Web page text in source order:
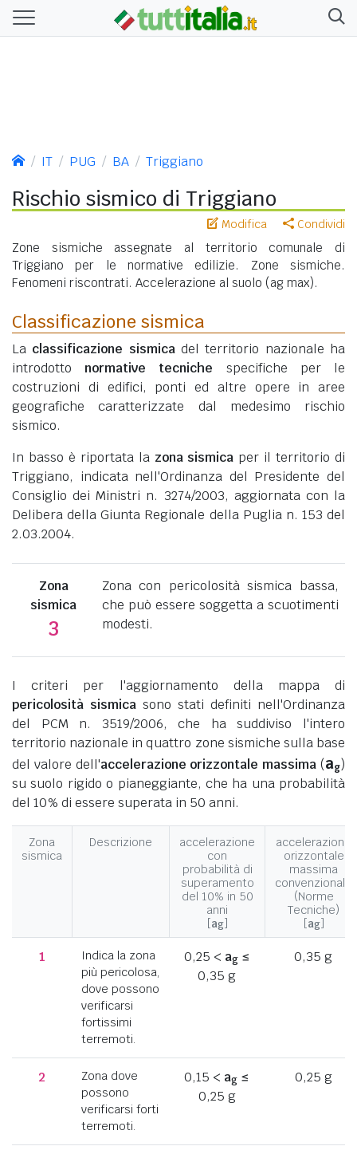
IT PUG BA Triggiano
Rischio sismico di Triggiano
Modifica Condividi
Zone sismiche assegnate al territorio comunale di
Triggiano per le normative edilizie. Zone sismiche.
Fenomeni riscontrati. Accelerazione al suolo (ag max).
Classificazione sismica
La classificazione sismicadel territorio nazionale ha
introdotto normative tecniche specifiche per le
costruzioni di edifici, ponti ed altre opere in aree
geografiche caratterizzate dal medesimo rischio
sismico.
In basso è riportata la zona sismica per il territorio di
Triggiano, indicata nell'Ordinanza del Presidente del
Consiglio dei Ministri n. 3274/2003, aggiornata con la
Delibera della Giunta Regionale della Puglia n. 153 del
2.03.2004.
Zona
sismica
3
Zona con pericolosità sismica bassa,
che può essere soggetta a scuotimenti
modesti.
I criteri per l'aggiornamento della mappa di
pericolosità sismica sono stati definiti nell'Ordinanza
del PCM n. 3519/2006, che ha suddiviso l'intero
territorio nazionale in quattro zone sismiche sulla base
del valore dell'accelerazione orizzontale massima (ag)
su suolo rigido o pianeggiante, che ha una probabilità
del 10% di essere superata in 50 anni.
Zona
sismica
Descrizione
accelerazione
con
probabilità di
superamento
del 10% in 50
anni
[ag]
accelerazione
orizzontale
massima
convenzionale
(Norme
Tecniche)
[ag]
1
Indica la zona
più pericolosa,
dove possono
verificarsi
fortissimi
terremoti.
0,25 < ag≤
0,35 g
0,35 g
2
Zona dove
possono
verificarsi forti
terremoti.
0,15 < ag ≤
0,25 g
0,25 g